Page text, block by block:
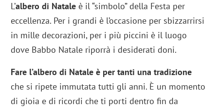
L’albero di Natale è il “simbolo” della Festa per
eccellenza. Per i grandi è l’occasione per sbizzarrirsi
in mille decorazioni, per i più piccini è il luogo
dove Babbo Natale riporrà i desiderati doni.
Fare l’albero di Natale è per tanti una tradizione
che si ripete immutata tutti gli anni. È un momento
di gioia e di ricordi che ti porti dentro fin da